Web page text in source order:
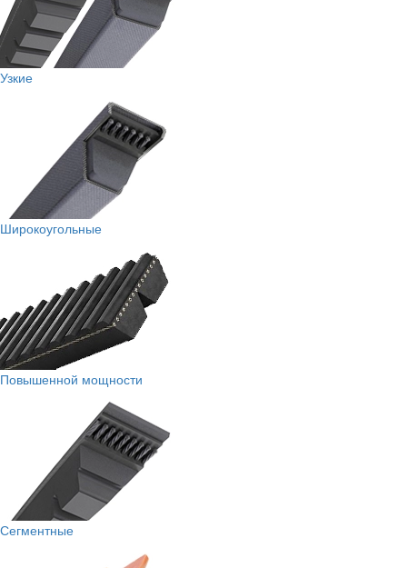
Узкие
Широкоугольные
Повышенной мощности
Сегментные